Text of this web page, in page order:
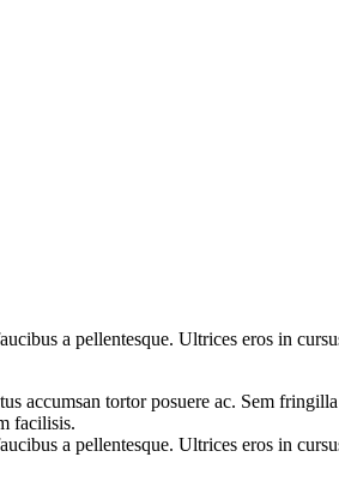
a pellentesque. Ultrices eros in
accumsan tortor posuere ac. Sem
facilisis.
a pellentesque. Ultrices eros in